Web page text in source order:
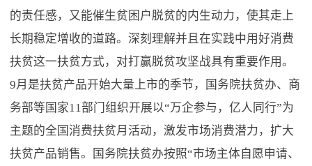
的责任感，又能催生贫困户脱贫的内生动力，使其走上
长期稳定增收的道路。深刻理解并且在实践中用好消费
扶贫这一扶贫方式，对打赢脱贫攻坚战具有重要作用。
9月是扶贫产品开始大量上市的季节，国务院扶贫办、商
务部等国家11部门组织开展以“万企参与，亿人同行”为
主题的全国消费扶贫月活动，激发市场消费潜力，扩大
扶贫产品销售。国务院扶贫办按照“市场主体自愿申请、